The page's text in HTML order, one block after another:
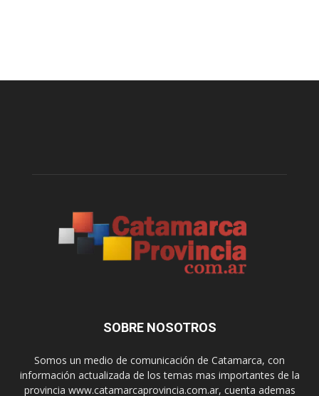
SOBRE NOSOTROS
Somos un medio de comunicación de Catamarca, con
información actualizada de los temas mas importantes de la
provincia www.catamarcaprovincia.com.ar, cuenta ademas